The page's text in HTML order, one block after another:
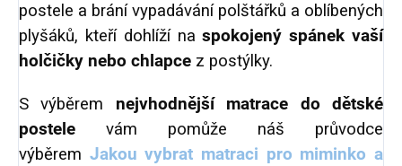
postele a brání vypadávání polštářků a oblíbených
plyšáků, kteří dohlíží naspokojený spánek vaší
holčičky nebo chlapce z postýlky.
S výběrem nejvhodnější matrace do dětské
postele vám pomůže náš průvodce
výběrem Jakou vybrat matraci pro miminko a